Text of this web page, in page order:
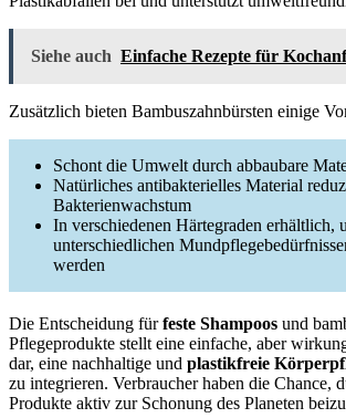
Siehe auch Einfache Rezepte für
Zusätzlich bieten Bambuszahnbürsten einige
Schont die Umwelt durch abbaubare
Natürliches antibakterielles Material
Bakterienwachstum
In verschiedenen Härtegraden erhältlich,
unterschiedlichen
werden
Die Entscheidung fürfeste Shampoos und
Pflegeprodukte stellt eine einfache, aber
dar, eine nachhaltige und plastikfreie
zu integrieren. Verbraucher haben die Chance,
Produkte aktiv zur Schonung des Planeten